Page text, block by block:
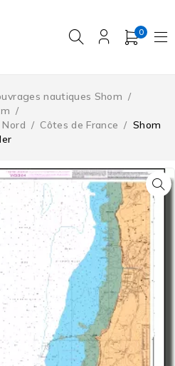
0
nautiques Shom /
/
/ Côtes de France / Shom